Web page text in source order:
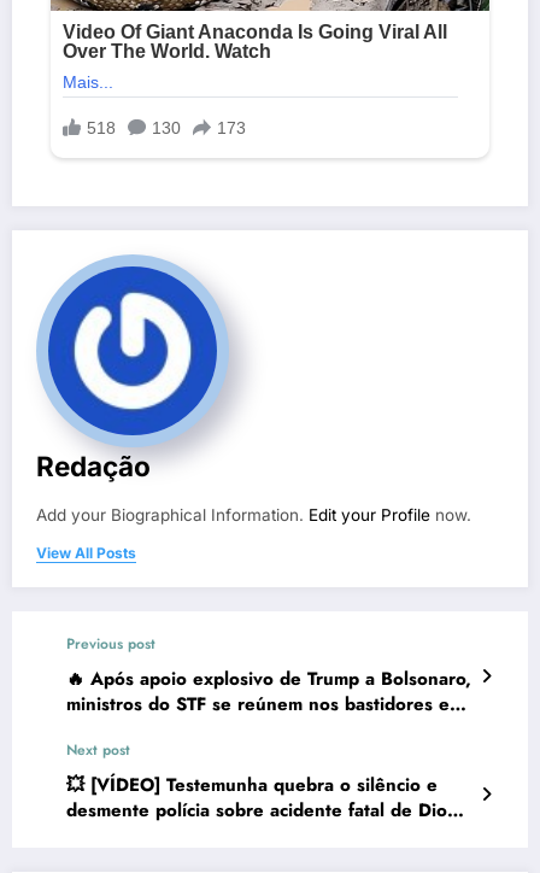
Redação
Add your Biographical Information. Edit your Profile now.
View All Posts
Previous post
🔥 Após apoio explosivo de Trump a Bolsonaro,
ministros do STF se reúnem nos bastidores e
Next post
💥 [VÍDEO] Testemunha quebra o silêncio e
desmente polícia sobre acidente fatal de Diogo